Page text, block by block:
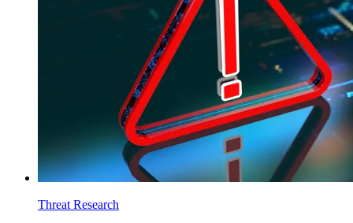
Threat Research